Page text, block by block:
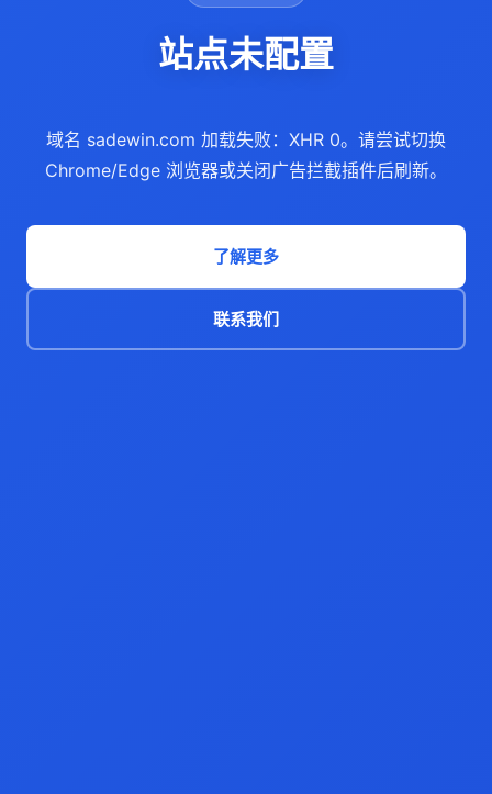
站点未配置
域名 sadewin.com 加载失败：XHR 0。请尝试切换
Chrome/Edge 浏览器或关闭广告拦截插件后刷新。
了解更多
联系我们